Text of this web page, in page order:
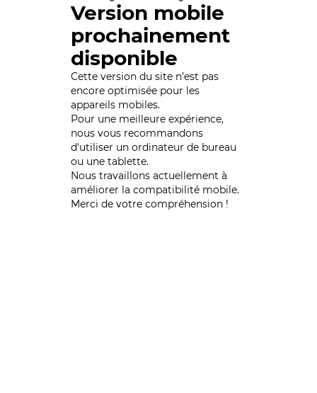
Version mobile
prochainement
disponible
Cette version du site n’est pas
encore optimisée pour les
appareils mobiles.
Pour une meilleure expérience,
nous vous recommandons
d'utiliser un ordinateur de bureau
ou une tablette.
Nous travaillons actuellement à
améliorer la compatibilité mobile.
Merci de votre compréhension !